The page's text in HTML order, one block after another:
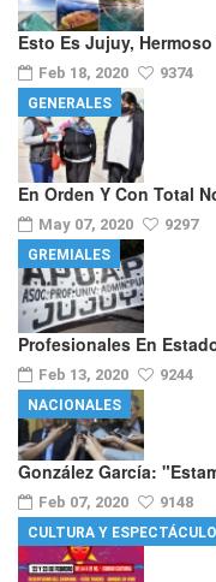
Esto Es Jujuy,
Feb 18, 2020 9374
En Orden Y Con Total
May 07, 2020 9297
GENERALES
Profesionales En
Feb 13, 2020 9244
GREMIALES
González García:
Feb 07, 2020 9148
NACIONALES
CULTURA Y ESPECTÁCULO